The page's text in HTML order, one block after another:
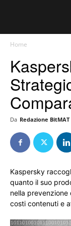
Home
Da Redazione BitMAT
Kaspersky
quanto il suo
nella prevenzione
costi contenuti e